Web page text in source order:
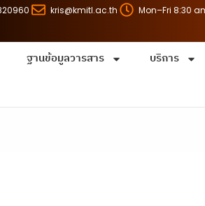
kris@kmitl.ac.th Mon–Fri 8:30
ฐานข้อมูลวารสาร บริการ